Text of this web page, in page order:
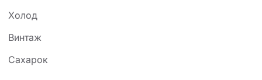
Холод
Винтаж
Сахарок